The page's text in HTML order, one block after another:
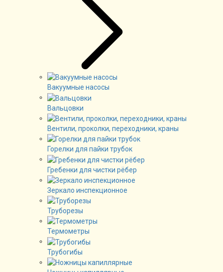
Вакуумные насосы
Вальцовки
Вентили, проколки, переходники, краны
Горелки для пайки трубок
Гребенки для чистки рёбер
Зеркало инспекционное
Труборезы
Термометры
Трубогибы